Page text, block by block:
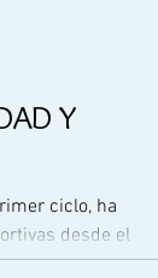
Y
ciclo, ha
desde el